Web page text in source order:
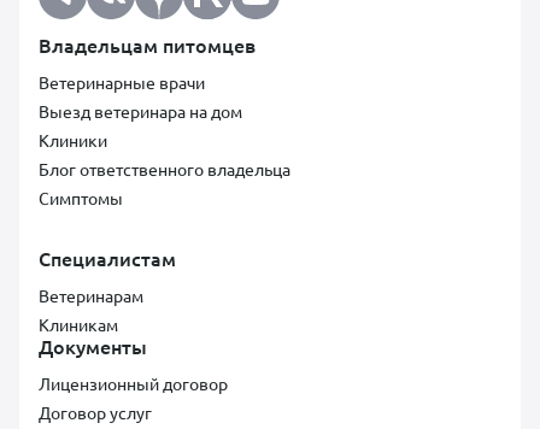
Владельцам питомцев
Ветеринарные врачи
Выезд ветеринара на дом
Клиники
Блог ответственного владельца
Симптомы
Специалистам
Ветеринарам
Клиникам
Документы
Лицензионный договор
Договор услуг